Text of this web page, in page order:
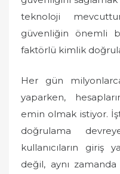
teknoloji
güvenliğin önemli
faktörlü kimlik
Her gün
yaparken,
emin olmak istiyor.
doğrulama
kullanıcıların giriş
değil, aynı